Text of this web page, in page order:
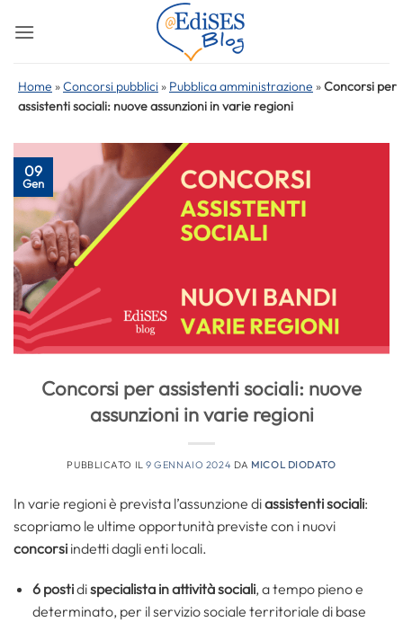
Home »Concorsi pubblici » Pubblica amministrazione »Concorsi per
assistenti sociali: nuove assunzioni in varie regioni
09
Gen
Concorsi per assistenti sociali: nuove
assunzioni in varie regioni
PUBBLICATO IL9 GENNAIO 2024 DA MICOL DIODATO
In varie regioni è prevista l’assunzione diassistenti sociali:
scopriamo le ultime opportunità previste con i nuovi
concorsi indetti dagli enti locali.
6 postidispecialista in attività sociali, a tempo pieno e
determinato, per il servizio sociale territoriale di base